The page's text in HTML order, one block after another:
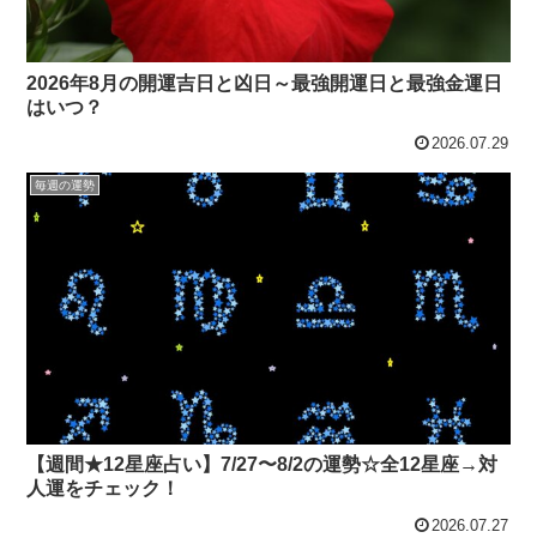
2026年8月の開運吉日と凶日～最強開運日と最強金運日
はいつ？
2026.07.29
毎週の運勢
【週間★12星座占い】7/27〜8/2の運勢☆全12星座→対
人運をチェック！
2026.07.27